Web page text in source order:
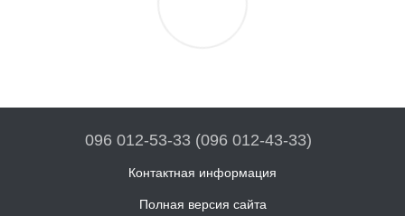
096 012-53-33 (096 012-43-33)
Контактная информация
Полная версия сайта